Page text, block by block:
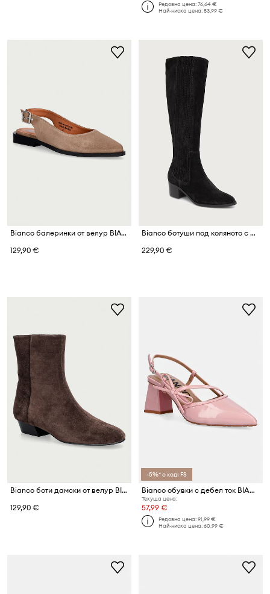
Редовна цена:76,64 €
Най-ниска цена:53,99 €
Bianco балеринки от велур BIAVICTORIA
129,90 €
Bianco ботуши под коляното с дебел ток дамски от велур BIACAROL
229,90 €
Bianco боти дамски от велур BIAEVIE
129,90 €
-5%* с код: FS
Bianco обувки с дебел ток BIAMARALYN
Текуща цена:
57,99 €
Редовна цена:91,99 €
Най-ниска цена:60,99 €